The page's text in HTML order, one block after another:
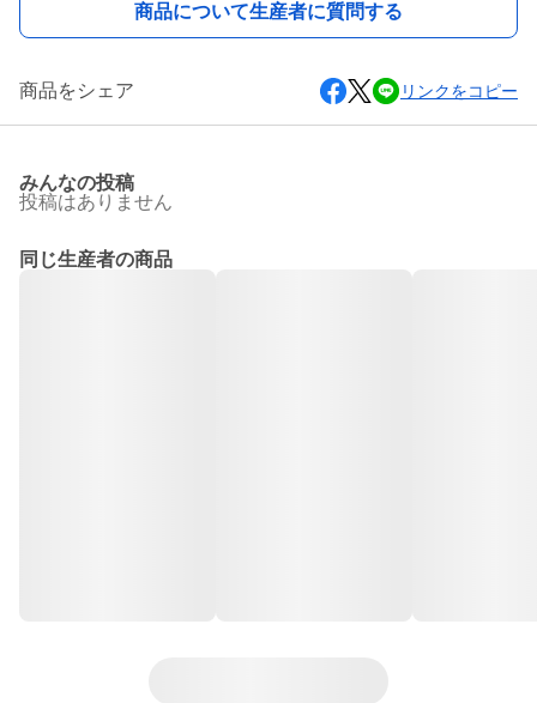
商品について生産者に質問する
商品をシェア リンクをコピー
みんなの投稿
投稿はありません
同じ生産者の商品